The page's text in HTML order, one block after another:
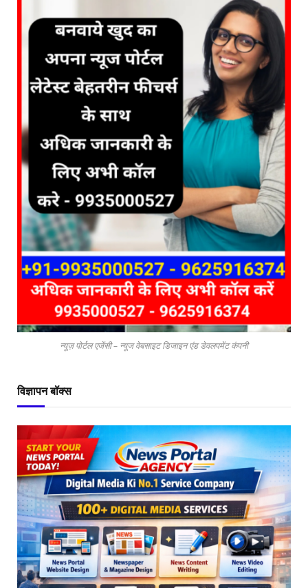
न्यूज़ पोर्टल एजेंसी – न्यूज वेबसाइट डिजाइन एंड डेवलपमेंट कंपनी
विज्ञापन बॉक्स